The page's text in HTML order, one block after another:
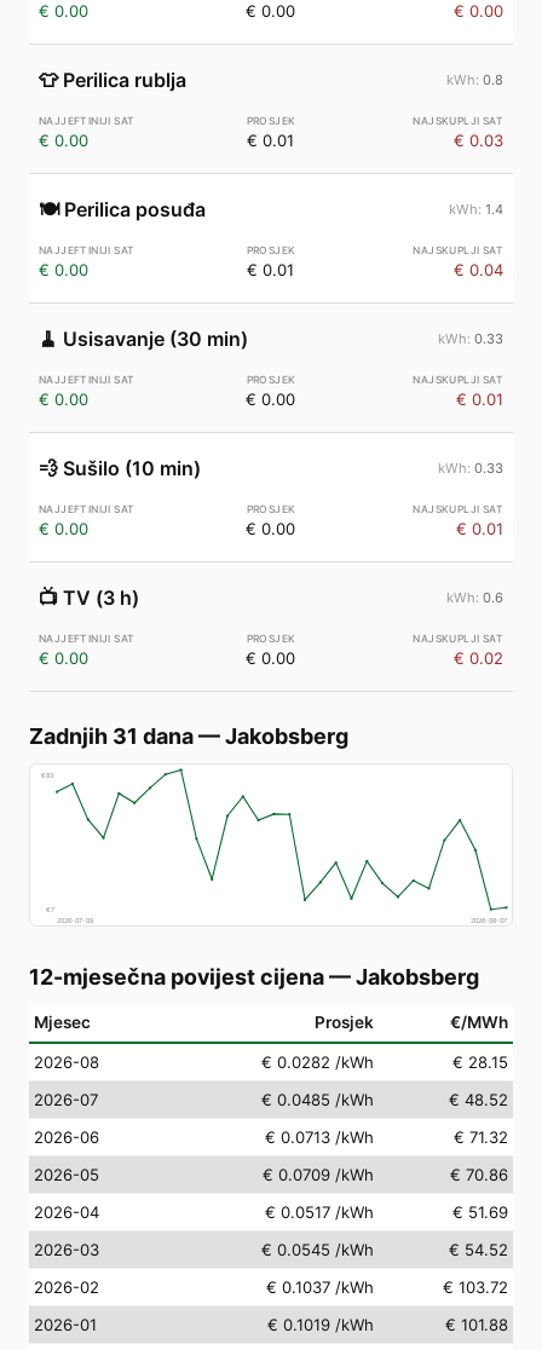
€ 0.00 € 0.00 € 0.00
👕 Perilica rublja 0.8
€ 0.00 € 0.01 € 0.03
🍽️ Perilica posuđa 1.4
€ 0.00 € 0.01 € 0.04
🧹 Usisavanje (30 min) 0.33
€ 0.00 € 0.00 € 0.01
💨 Sušilo (10 min) 0.33
€ 0.00 € 0.00 € 0.01
📺 TV (3 h) 0.6
€ 0.00 € 0.00 € 0.02
Zadnjih 31 dana—Jakobsberg
€83
€7
2026-07-09
2026-08-07
12-mjesečna povijest cijena—Jakobsberg
Mjesec Prosjek €/MWh
2026-08 € 0.0282 /kWh
€ 28.15
2026-07
€ 0.0485 /kWh
€ 48.52
2026-06
€ 0.0713 /kWh
€ 71.32
2026-05
€ 0.0709 /kWh
€ 70.86
2026-04
€ 0.0517 /kWh
€ 51.69
2026-03
€ 0.0545 /kWh
€ 54.52
2026-02
€ 0.1037 /kWh
€ 103.72
2026-01
€ 0.1019 /kWh
€ 101.88